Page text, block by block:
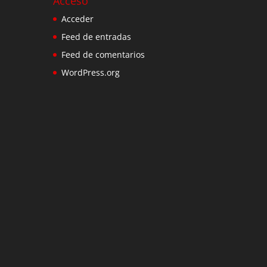
Acceder
Feed de entradas
Feed de comentarios
WordPress.org